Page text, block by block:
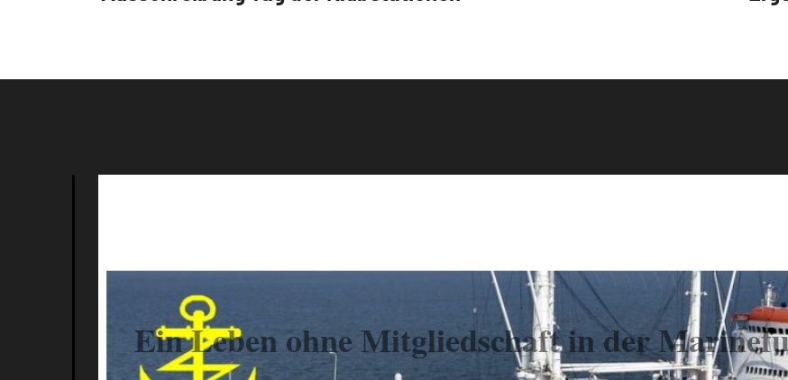
Ein Leben ohne Mitgliedschaft in der